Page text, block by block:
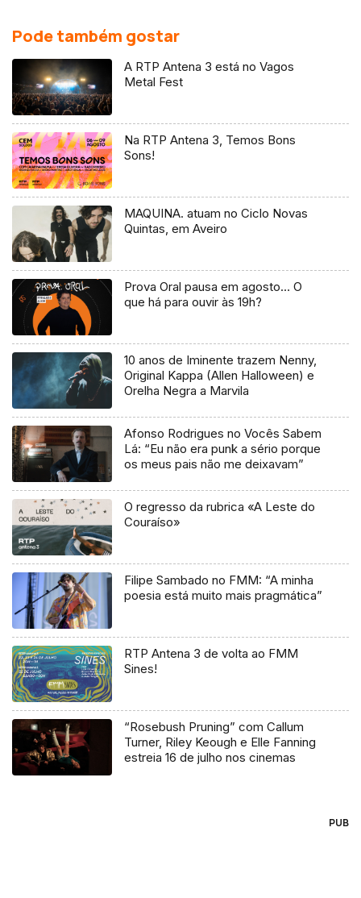
Pode também gostar
A RTP Antena 3 está no Vagos
Metal Fest
Na RTP Antena 3, Temos Bons
Sons!
MAQUINA. atuam no Ciclo Novas
Quintas, em Aveiro
Prova Oral pausa em agosto… O
que há para ouvir às 19h?
10 anos de Iminente trazem Nenny,
Original Kappa (Allen Halloween) e
Orelha Negra a Marvila
Afonso Rodrigues no Vocês Sabem
Lá: “Eu não era punk a sério porque
os meus pais não me deixavam”
O regresso da rubrica «A Leste do
Couraíso»
Filipe Sambado no FMM: “A minha
poesia está muito mais pragmática”
RTP Antena 3 de volta ao FMM
Sines!
“Rosebush Pruning” com Callum
Turner, Riley Keough e Elle Fanning
estreia 16 de julho nos cinemas
PUB